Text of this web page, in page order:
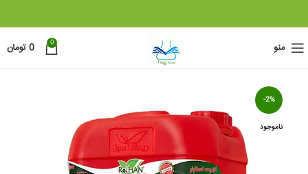
منو 0
0 تومان
-2%
ناموجود